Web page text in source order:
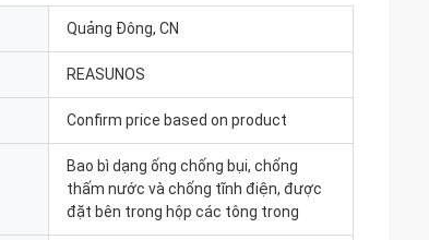
Quảng Đông, CN
REASUNOS
Confirm price based on product
Bao bì dạng ống chống bụi, chống
thấm nước và chống tĩnh điện, được
đặt bên trong hộp các tông trong